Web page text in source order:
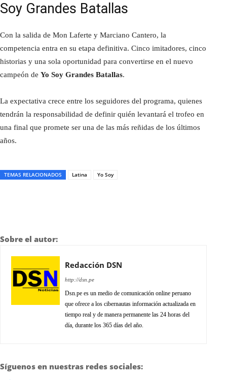
Soy Grandes Batallas
Con la salida de Mon Laferte y Marciano Cantero, la
competencia entra en su etapa definitiva. Cinco imitadores, cinco
historias y una sola oportunidad para convertirse en el nuevo
campeón de Yo Soy Grandes Batallas.
La expectativa crece entre los seguidores del programa, quienes
tendrán la responsabilidad de definir quién levantará el trofeo en
una final que promete ser una de las más reñidas de los últimos
años.
TEMAS RELACIONADOS Latina Yo Soy
Sobre el autor:
Redacción DSN
http://dsn.pe
Dsn.pe es un medio de comunicación online peruano
que ofrece a los cibernautas información actualizada en
tiempo real y de manera permanente las 24 horas del
día, durante los 365 días del año.
Síguenos en nuestras redes sociales: